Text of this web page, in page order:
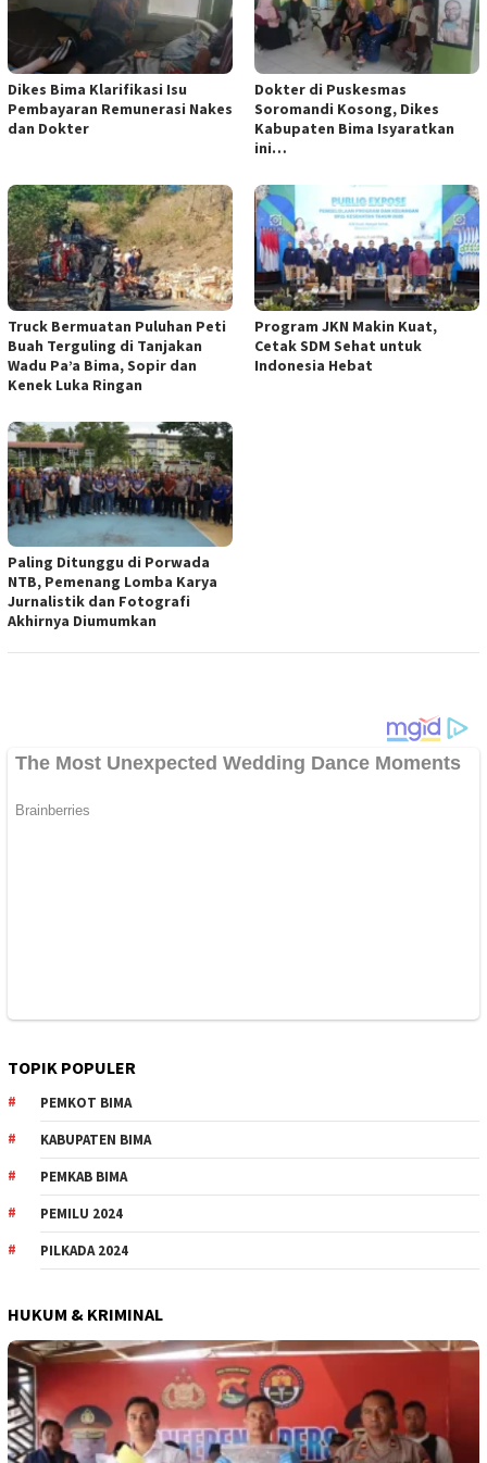
Dikes Bima Klarifikasi Isu
Pembayaran Remunerasi Nakes
dan Dokter
Dokter di Puskesmas
Soromandi Kosong, Dikes
Kabupaten Bima Isyaratkan
ini…
Truck Bermuatan Puluhan Peti
Buah Terguling di Tanjakan
Wadu Pa’a Bima, Sopir dan
Kenek Luka Ringan
Program JKN Makin Kuat,
Cetak SDM Sehat untuk
Indonesia Hebat
Paling Ditunggu di Porwada
NTB, Pemenang Lomba Karya
Jurnalistik dan Fotografi
Akhirnya Diumumkan
TOPIK POPULER
PEMKOT BIMA
KABUPATEN BIMA
PEMKAB BIMA
PEMILU 2024
PILKADA 2024
HUKUM & KRIMINAL